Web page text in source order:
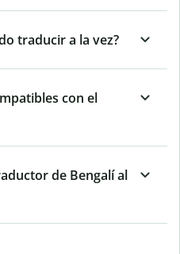
traducir a la vez?
con el
de Bengalí al